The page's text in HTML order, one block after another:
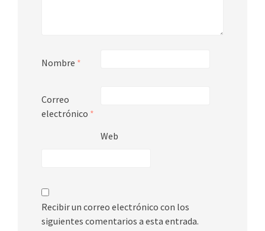
Nombre *
Correo
electrónico *
Web
Recibir un correo electrónico con los
siguientes comentarios a esta entrada.